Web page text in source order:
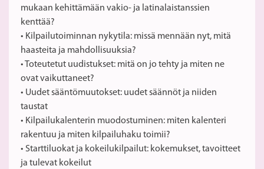
mukaan kehittämään vakio- ja latinalaistanssien
kenttää?
• Kilpailutoiminnan nykytila: missä mennään nyt, mitä
haasteita ja mahdollisuuksia?
• Toteutetut uudistukset: mitä on jo tehty ja miten ne
ovat vaikuttaneet?
• Uudet sääntömuutokset: uudet säännöt ja niiden
taustat
• Kilpailukalenterin muodostuminen: miten kalenteri
rakentuu ja miten kilpailuhaku toimii?
• Starttiluokat ja kokeilukilpailut: kokemukset, tavoitteet
ja tulevat kokeilut